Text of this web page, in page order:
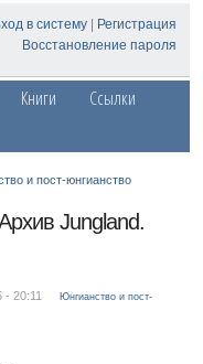
в систему
Регистрация
Восстановление пароля
Книги
Ссылки
и пост-юнгианство
Jungland.
- 20:11
Юнгианство и пост-